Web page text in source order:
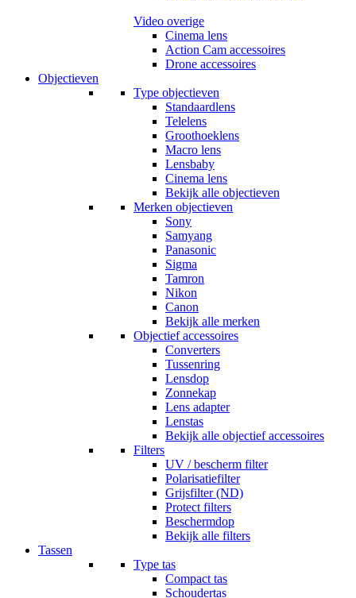
Video overige
Cinema lens
Action Cam accessoires
Drone accessoires
Objectieven
Type objectieven
Standaardlens
Telelens
Groothoeklens
Macro lens
Lensbaby
Cinema lens
Bekijk alle objectieven
Merken objectieven
Sony
Samyang
Panasonic
Sigma
Tamron
Nikon
Canon
Bekijk alle merken
Objectief accessoires
Converters
Tussenring
Lensdop
Zonnekap
Lens adapter
Lenstas
Bekijk alle objectief accessoires
Filters
UV / bescherm filter
Polarisatiefilter
Grijsfilter (ND)
Protect filters
Beschermdop
Bekijk alle filters
Tassen
Type tas
Compact tas
Schoudertas